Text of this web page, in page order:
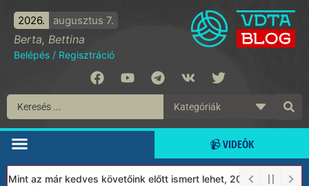
2026. augusztus 7.
Berta, Bettina
Belépés / Regisztráció
📹 VIDEÓK
az már kedves követőink előtt ismert lehet, 2023-tól a Védett